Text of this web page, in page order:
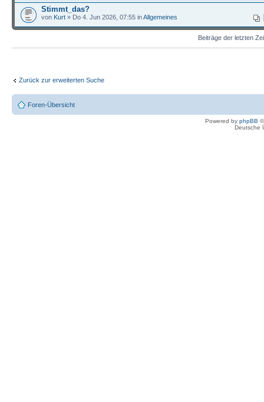
Stimmt_das?
von Kurt » Do 4. Jun 2026, 07:55 inAllgemeines
Beiträge der letzten
Zurück zur erweiterten Suche
Foren-Übersicht
Powered by phpBB
Deutsche